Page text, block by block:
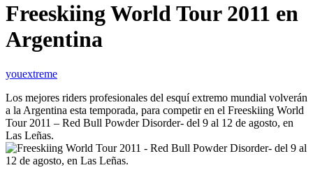
Freeskiing World Tour 2011 en
Argentina
youextreme
Los mejores riders profesionales del esquí extremo mundial volverán
a la Argentina esta temporada, para competir en el Freeskiing World
Tour 2011 – Red Bull Powder Disorder- del 9 al 12 de agosto, en
Las Leñas.